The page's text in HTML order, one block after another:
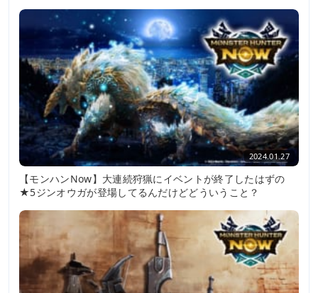
2024.01.27
【モンハンNow】大連続狩猟にイベントが終了したはずの
★5ジンオウガが登場してるんだけどどういうこと？